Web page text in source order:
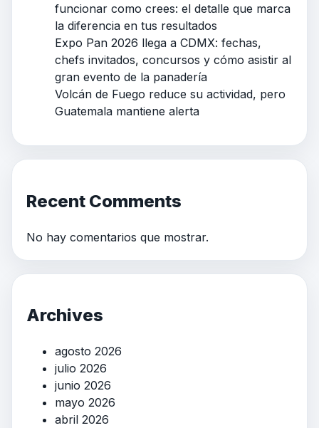
funcionar como crees: el detalle que marca
la diferencia en tus resultados
Expo Pan 2026 llega a CDMX: fechas,
chefs invitados, concursos y cómo asistir al
gran evento de la panadería
Volcán de Fuego reduce su actividad, pero
Guatemala mantiene alerta
Recent Comments
No hay comentarios que mostrar.
Archives
agosto 2026
julio 2026
junio 2026
mayo 2026
abril 2026